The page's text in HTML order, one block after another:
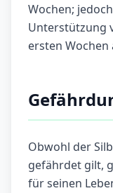
Wochen;
Unterstützung
ersten Wochen
Obwohl der
gefährdet gilt,
für seinen